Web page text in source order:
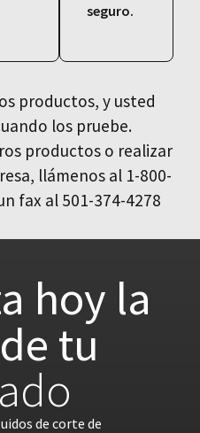
seguro.
productos, y usted
los pruebe.
productos o realizar
llámenos al 1-800-
fax al 501-374-4278
hoy la
tu
de corte de